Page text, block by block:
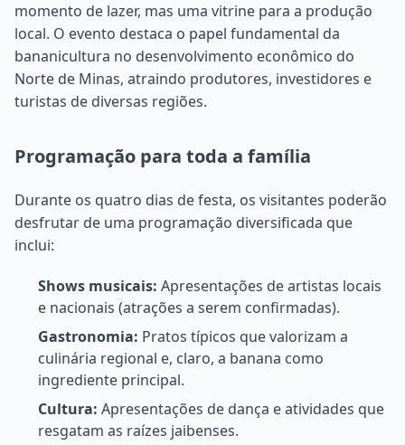
momento de lazer, mas uma vitrine para a produção
local. O evento destaca o papel fundamental da
bananicultura no desenvolvimento econômico do
Norte de Minas, atraindo produtores, investidores e
turistas de diversas regiões.
Programação para toda a família
Durante os quatro dias de festa, os visitantes poderão
desfrutar de uma programação diversificada que
inclui:
Shows musicais: Apresentações de artistas locais
e nacionais (atrações a serem confirmadas).
Gastronomia: Pratos típicos que valorizam a
culinária regional e, claro, a banana como
ingrediente principal.
Cultura: Apresentações de dança e atividades que
resgatam as raízes jaibenses.